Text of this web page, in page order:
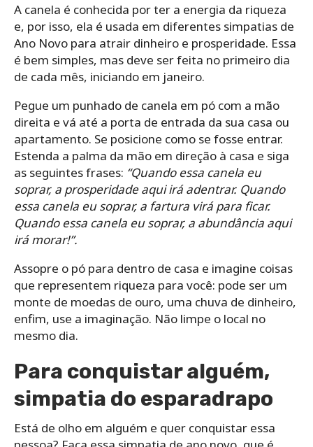
A canela é conhecida por ter a energia da riqueza
e, por isso, ela é usada em diferentes simpatias de
Ano Novo para atrair dinheiro e prosperidade. Essa
é bem simples, mas deve ser feita no primeiro dia
de cada mês, iniciando em janeiro.
Pegue um punhado de canela em pó com a mão
direita e vá até a porta de entrada da sua casa ou
apartamento. Se posicione como se fosse entrar.
Estenda a palma da mão em direção à casa e siga
as seguintes frases: “Quando essa canela eu
soprar, a prosperidade aqui irá adentrar. Quando
essa canela eu soprar, a fartura virá para ficar.
Quando essa canela eu soprar, a abundância aqui
irá morar!”.
Assopre o pó para dentro de casa e imagine coisas
que representem riqueza para você: pode ser um
monte de moedas de ouro, uma chuva de dinheiro,
enfim, use a imaginação. Não limpe o local no
mesmo dia.
Para conquistar alguém,
simpatia do esparadrapo
Está de olho em alguém e quer conquistar essa